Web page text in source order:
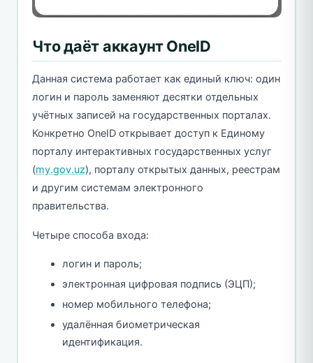
Что даёт аккаунт OneID
Данная система работает как единый ключ: один
логин и пароль заменяют десятки отдельных
учётных записей на государственных порталах.
Конкретно OneID открывает доступ к Единому
порталу интерактивных государственных услуг
(my.gov.uz), порталу открытых данных, реестрам
и другим системам электронного
правительства.
Четыре способа входа:
логин и пароль;
электронная цифровая подпись (ЭЦП);
номер мобильного телефона;
удалённая биометрическая
идентификация.